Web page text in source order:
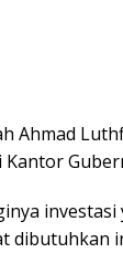
Ahmad
investasi
dibutuhkan